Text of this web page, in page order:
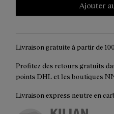
Ajouter
Livraison gratuite à partir de
Profitez des retours gratuits
points DHL et les boutiques
Livraison express neutre en